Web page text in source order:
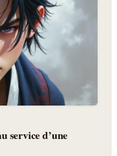
service d’une